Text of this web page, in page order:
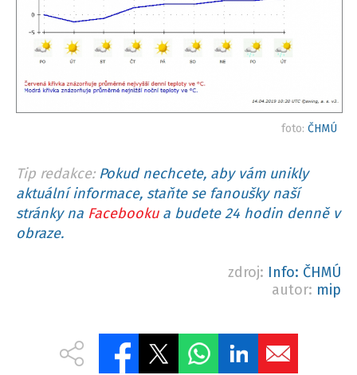
foto: ČHMÚ
Tip redakce: Pokud nechcete, aby vám unikly
aktuální informace, staňte se fanoušky naší
stránky na Facebookua budete 24 hodin denně v
obraze.
zdroj: Info: ČHMÚ
autor: mip